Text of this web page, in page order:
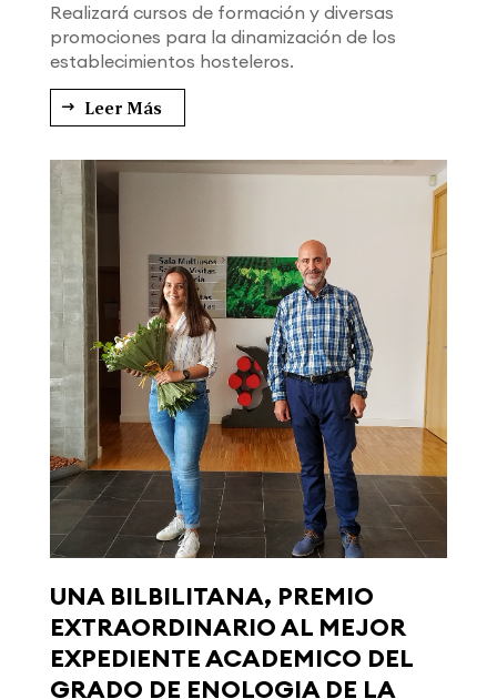
Realizará cursos de formación y diversas
promociones para la dinamización de los
establecimientos hosteleros.
Leer Más
UNA BILBILITANA, PREMIO
EXTRAORDINARIO AL MEJOR
EXPEDIENTE ACADEMICO DEL
GRADO DE ENOLOGIA DE LA